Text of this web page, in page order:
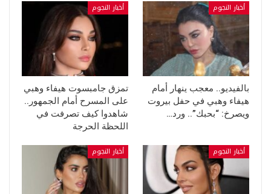
أخبار النجوم
بالفيديو.. معجب ينهار أمام
هيفاء وهبي في حفل بيروت
ويصرخ: “بحبك”.. ورد…
أخبار النجوم
تمزق جامبسوت هيفاء وهبي
على المسرح أمام الجمهور..
شاهدوا كيف تصرفت في
اللحظة الحرجة
أخبار النجوم أخبار النجوم